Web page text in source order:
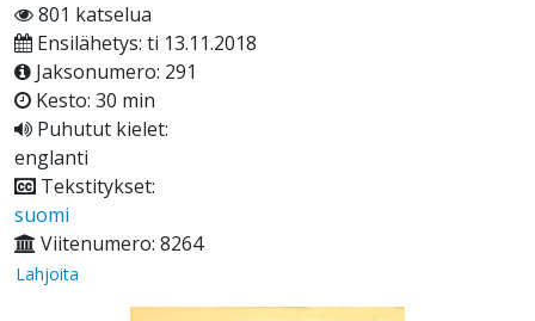
801 katselua
Ensilähetys: ti 13.11.2018
Jaksonumero: 291
Kesto: 30 min
Puhutut kielet:
englanti
Tekstitykset:
suomi
Viitenumero: 8264
Lahjoita